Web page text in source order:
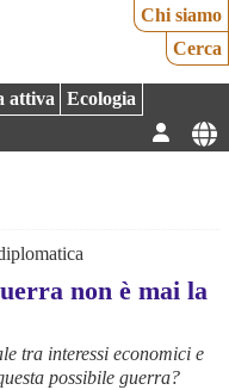
Chi siamo
Cerca
attiva
Ecologia
non è mai la
tra interessi economici e
possibile guerra?